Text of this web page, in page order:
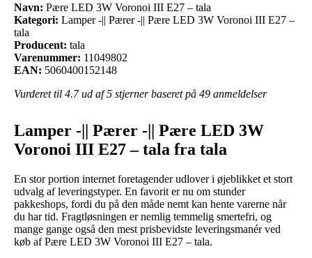
Navn: Pære LED 3W Voronoi III E27 – tala
Kategori: Lamper -|| Pærer -|| Pære LED 3W Voronoi III E27 –
tala
Producent: tala
Varenummer: 11049802
EAN: 5060400152148
Vurderet til 4.7ud af 5 stjerner baseret på 49 anmeldelser
Lamper -|| Pærer -|| Pære LED 3W
Voronoi III E27 – tala fra tala
En stor portion internet foretagender udlover i øjeblikket et stort
udvalg af leveringstyper. En favorit er nu om stunder
pakkeshops, fordi du på den måde nemt kan hente varerne når
du har tid. Fragtløsningen er nemlig temmelig smertefri, og
mange gange også den mest prisbevidste leveringsmanér ved
køb af Pære LED 3W Voronoi III E27 – tala.